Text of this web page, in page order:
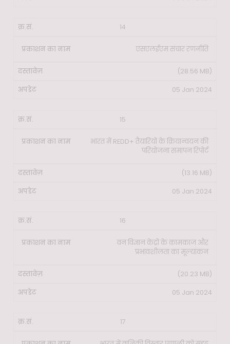
14
एसएलईएम संचार रणनीति
(28.56 MB)
05 Jan 2024
15
भारत में REDD+ तैयारियों के क्रियान्वयन की
परियोजना समापन रिपोर्ट
(13.16 MB)
05 Jan 2024
16
वन विज्ञान केंद्रों के कामकाज और
प्रभावशीलता का मूल्यांकन
(20.23 MB)
05 Jan 2024
17